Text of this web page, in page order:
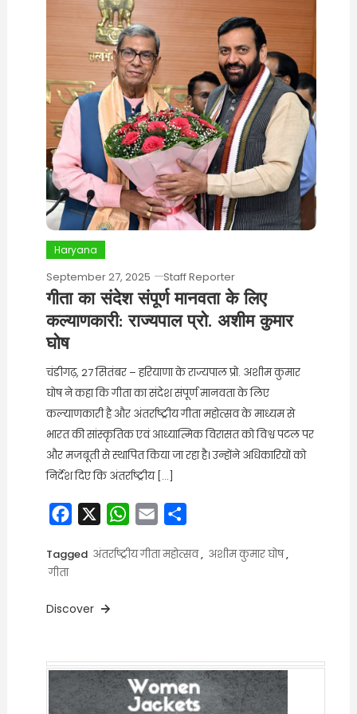
Haryana
September 27, 2025 Staff Reporter
गीता का संदेश संपूर्ण मानवता के लिए
कल्याणकारी: राज्यपाल प्रो. अशीम कुमार
घोष
चंडीगढ़, 27 सितंबर – हरियाणा के राज्यपाल प्रो. अशीम कुमार
घोष ने कहा कि गीता का संदेश संपूर्ण मानवता के लिए
कल्याणकारी है और अंतर्राष्ट्रीय गीता महोत्सव के माध्यम से
भारत की सांस्कृतिक एवं आध्यात्मिक विरासत को विश्व पटल पर
और मजबूती से स्थापित किया जा रहा है। उन्होंने अधिकारियों को
निर्देश दिए कि अंतर्राष्ट्रीय […]
Facebook WhatsApp
Email
Tagged अंतर्राष्ट्रीय गीता महोत्सव, अशीम कुमार घोष,
गीता
Discover